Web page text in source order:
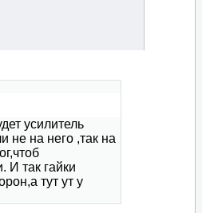
усилитель
не на него ,так на
И так гайки
тут ут у